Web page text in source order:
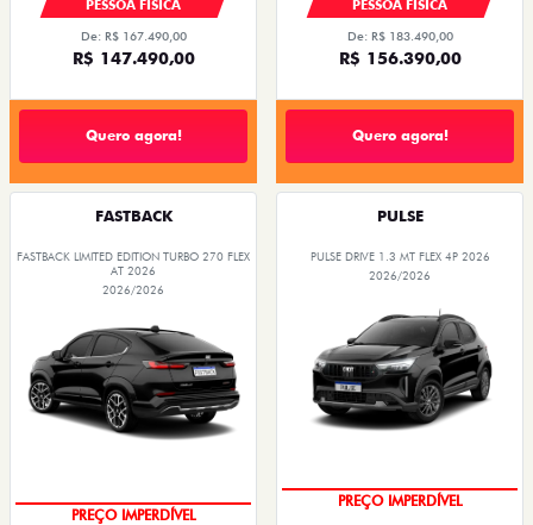
PESSOA FÍSICA
De: R$ 167.490,00
R$ 147.490,00
Quero agora!
PESSOA FÍSICA
De: R$ 183.490,00
R$ 156.390,00
Quero agora!
FASTBACK
FASTBACK LIMITED EDITION TURBO 270 FLEX
AT 2026
2026/2026
PREÇO IMPERDÍVEL
PULSE
PULSE DRIVE 1.3 MT FLEX 4P 2026
2026/2026
PREÇO IMPERDÍVEL